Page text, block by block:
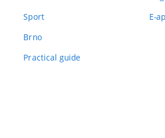
Sport
Brno
Practical guide
E-